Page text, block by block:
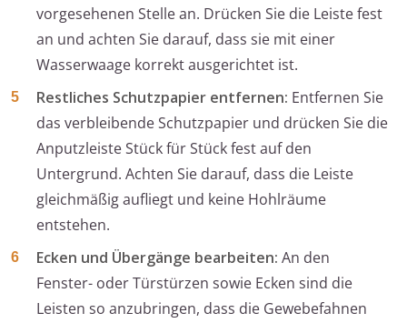
vorgesehenen Stelle an. Drücken Sie die Leiste fest
an und achten Sie darauf, dass sie mit einer
Wasserwaage korrekt ausgerichtet ist.
Restliches Schutzpapier entfernen: Entfernen Sie
das verbleibende Schutzpapier und drücken Sie die
Anputzleiste Stück für Stück fest auf den
Untergrund. Achten Sie darauf, dass die Leiste
gleichmäßig aufliegt und keine Hohlräume
entstehen.
Ecken und Übergänge bearbeiten: An den
Fenster- oder Türstürzen sowie Ecken sind die
Leisten so anzubringen, dass die Gewebefahnen